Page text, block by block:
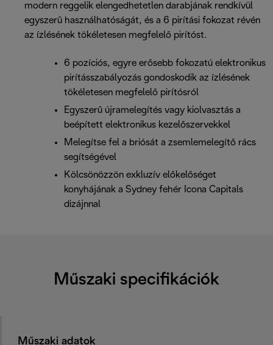
modern reggelik elengedhetetlen darabjának rendkívül
egyszerű használhatóságát, és a 6 pirítási fokozat révén
az ízlésének tökéletesen megfelelő pirítóst.
6 pozíciós, egyre erősebb fokozatú elektronikus
pirításszabályozás gondoskodik az ízlésének
tökéletesen megfelelő pirítósról
Egyszerű újramelegítés vagy kiolvasztás a
beépített elektronikus kezelőszervekkel
Melegítse fel a briósát a zsemlemelegítő rács
segítségével
Kölcsönözzön exkluzív előkelőséget
konyhájának a Sydney fehér Icona Capitals
dizájnnal
Műszaki specifikációk
Műszaki adatok